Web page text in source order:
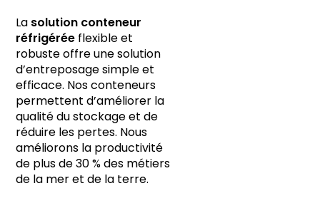
Lasolution conteneur
réfrigéréeflexible et
robuste offre une solution
d’entreposage simple et
efficace. Nos conteneurs
permettent d’améliorer la
qualité du stockage et de
réduire les pertes. Nous
améliorons la productivité
de plus de 30 % des métiers
de la mer et de la terre.